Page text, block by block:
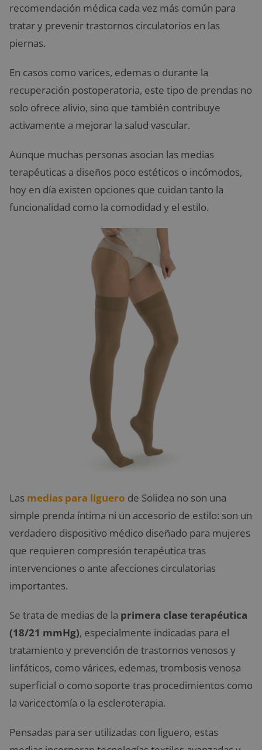
recomendación médica cada vez más común para
tratar y prevenir trastornos circulatorios en las
piernas.
En casos como varices, edemas o durante la
recuperación postoperatoria, este tipo de prendas no
solo ofrece alivio, sino que también contribuye
activamente a mejorar la salud vascular.
Aunque muchas personas asocian las medias
terapéuticas a diseños poco estéticos o incómodos,
hoy en día existen opciones que cuidan tanto la
funcionalidad como la comodidad y el estilo.
Las medias para liguero de Solidea no son una
simple prenda íntima ni un accesorio de estilo: son un
verdadero dispositivo médico diseñado para mujeres
que requieren compresión terapéutica tras
intervenciones o ante afecciones circulatorias
importantes.
Se trata de medias de la primera clase terapéutica
(18/21 mmHg), especialmente indicadas para el
tratamiento y prevención de trastornos venosos y
linfáticos, como várices, edemas, trombosis venosa
superficial o como soporte tras procedimientos como
la varicectomía o la escleroterapia.
Pensadas para ser utilizadas con liguero, estas